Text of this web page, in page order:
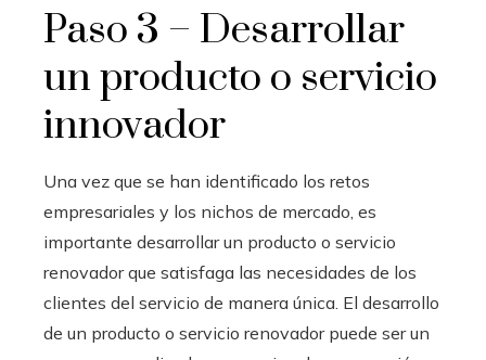
Paso 3 – Desarrollar
un producto o servicio
innovador
Una vez que se han identificado los retos
empresariales y los nichos de mercado, es
importante desarrollar un producto o servicio
renovador que satisfaga las necesidades de los
clientes del servicio de manera única. El desarrollo
de un producto o servicio renovador puede ser un